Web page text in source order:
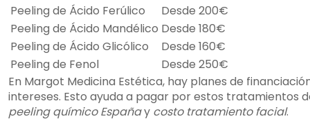
Peeling de Ácido Ferúlico
Desde 200€
Peeling de Ácido Mandélico Desde 180€
Peeling de Ácido Glicólico
Desde 160€
Peeling de Fenol
Desde 250€
En Margot Medicina Estética, hay planes de
intereses. Esto ayuda a pagar por estos tratamientos
peeling químico Españay costo tratamiento facial.